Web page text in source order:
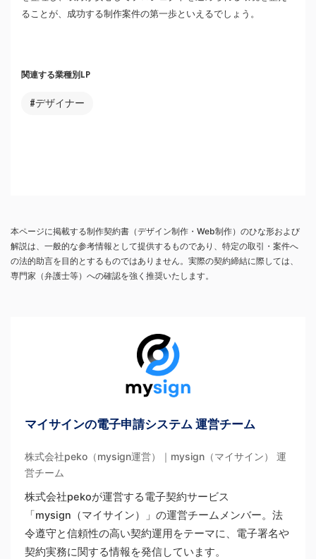
ることが、成功する制作案件の第一歩といえるでしょう。
関連する業種別LP
#デザイナー
本ページに掲載する制作契約書（デザイン制作・Web制作）のひな形および
解説は、一般的な参考情報として提供するものであり、特定の取引・案件へ
の法的助言を目的とするものではありません。実際の契約締結に際しては、
専門家（弁護士等）への確認を強く推奨いたします。
マイサインの電子申請システム 運営チーム
株式会社peko（mysign運営）｜mysign（マイサイン） 運
営チーム
株式会社pekoが運営する電子契約サービス
「mysign（マイサイン）」の運営チームメンバー。法
令遵守と信頼性の高い契約運用をテーマに、電子署名や
契約実務に関する情報を発信しています。